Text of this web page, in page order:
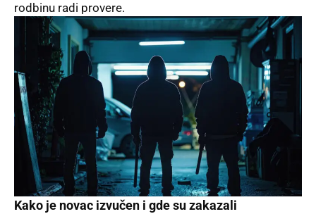
rodbinu radi provere.
Kako je novac izvučen i gde su zakazali